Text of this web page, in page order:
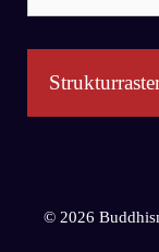
nach:
© 2026